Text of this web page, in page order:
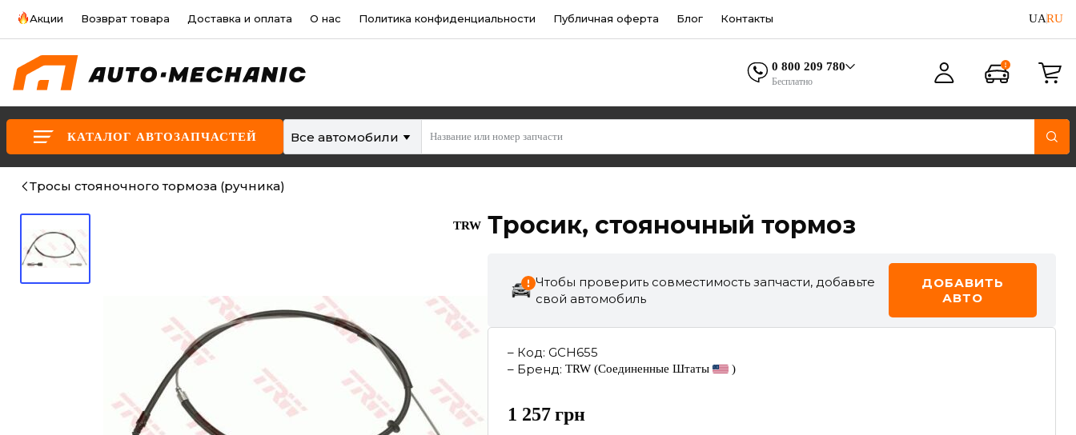
Акции Возврат товара Доставка и оплата О нас Политика конфиденциальности Публичная оферта Блог Контакты UARU
0 800 209 780
Бесплатно
КАТАЛОГ АВТОЗАПЧАСТЕЙ Все автомобили
Тросы стояночного тормоза (ручника)
TRW Тросик, cтояночный тормоз
Чтобы проверить совместимость запчасти, добавьте
свой автомобиль
ДОБАВИТЬ
АВТО
– Код: GCH655
– Бренд: TRW (Соединенные Штаты )
1 257грн